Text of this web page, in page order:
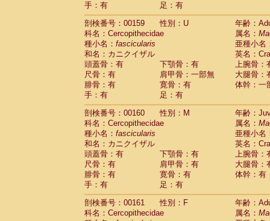
手：有
足：有
剖検番号：00159
性別：U
年齢：
科名：Cercopithecidae
属名：
種小名： fascicularis
亜種小名
和名：カニクイザル
英名：
頭蓋骨：有
下顎骨：有
上腕骨：
尺骨：有
肩甲骨：一部無
大腿骨：
腓骨：有
寛骨：有
体幹：一
手：有
足：有
剖検番号：00160
性別：M
年齢：
科名：Cercopithecidae
属名：
種小名： fascicularis
亜種小名
和名：カニクイザル
英名：
頭蓋骨：有
下顎骨：有
上腕骨：
尺骨：有
肩甲骨：有
大腿骨：
腓骨：有
寛骨：有
体幹：有
手：有
足：有
剖検番号：00161
性別：F
年齢：
科名：Cercopithecidae
属名：